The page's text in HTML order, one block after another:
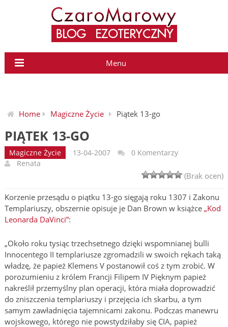
Menu
Home Magiczne Życie Piątek 13-go
PIĄTEK 13-GO
Magiczne Życie 13-04-2007
0 Komentarzy
Renata
(Brak ocen)
Korzenie przesądu o piątku 13-go sięgają roku 1307 i Zakonu
Templariuszy, obszernie opisuje je Dan Brown w książce „Kod
Leonarda DaVinci”:
„Około roku tysiąc trzechsetnego dzięki wspomnianej bulli
Innocentego II templariusze zgromadzili w swoich rękach taką
władzę, że papież Klemens V postanowił coś z tym zrobić. W
porozumieniu z królem Francji Filipem IV Pięknym papież
nakreślił przemyślny plan operacji, która miała doprowadzić
do zniszczenia templariuszy i przejęcia ich skarbu, a tym
samym zawładnięcia tajemnicami zakonu. Podczas manewru
wojskowego, którego nie powstydziłaby się CIA, papież